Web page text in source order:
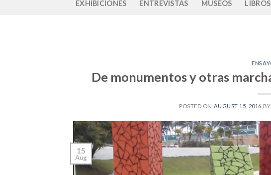
EXHIBICIONES ENTREVISTAS MUSEOS LIBROS
De monumentos y otras
POSTED ON AUGUST 15, 2016 BY
15
Aug